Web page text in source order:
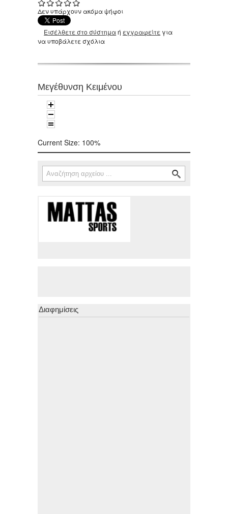
Δεν υπάρχουν ακόμα ψήφοι
Εισέλθετε στο σύστημαή εγγραφείτε για
να υποβάλετε σχόλια
Μεγέθυνση Κειμένου
Current Size: 100%
Φόρμα αναζήτησης
Αναζήτηση
Διαφημίσεις